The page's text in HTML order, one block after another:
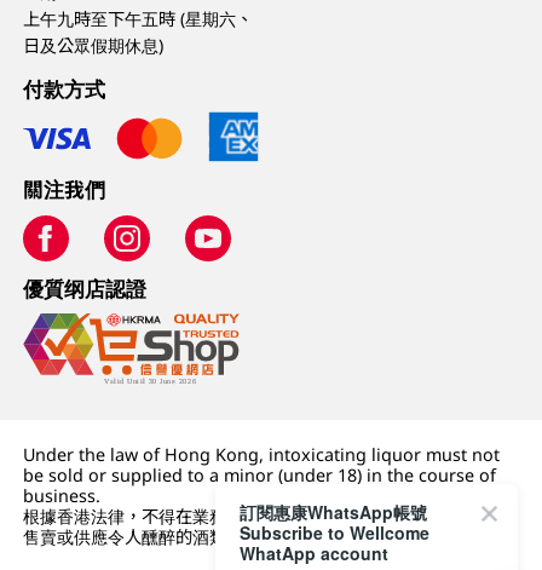
上午九時至下午五時 (星期六、
日及公眾假期休息)
付款方式
關注我們
優質纲店認證
Under the law of Hong Kong, intoxicating liquor must not
be sold or supplied to a minor (under 18) in the course of
business.
根據香港法律，不得在業務過程中，向未成年人 (18 歲以下人士)
售賣或供應令人醺醉的酒類。
訂閱惠康WhatsApp帳號
Subscribe to Wellcome
WhatApp account